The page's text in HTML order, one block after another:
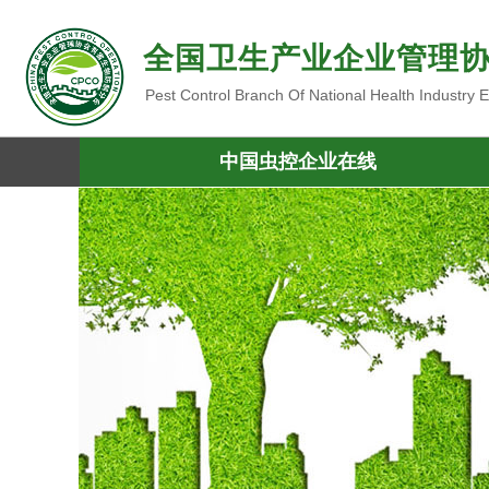
全国卫生产业企业管理
Pest Control Branch Of National Health Industry
中国虫控企业在线